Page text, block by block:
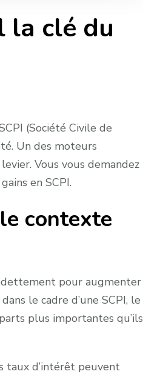
la clé du
(Société Civile de
Un des moteurs
Vous vous demandez
en SCPI.
contexte
pour augmenter
le cadre d’une SCPI, le
plus importantes qu’ils
taux d’intérêt peuvent